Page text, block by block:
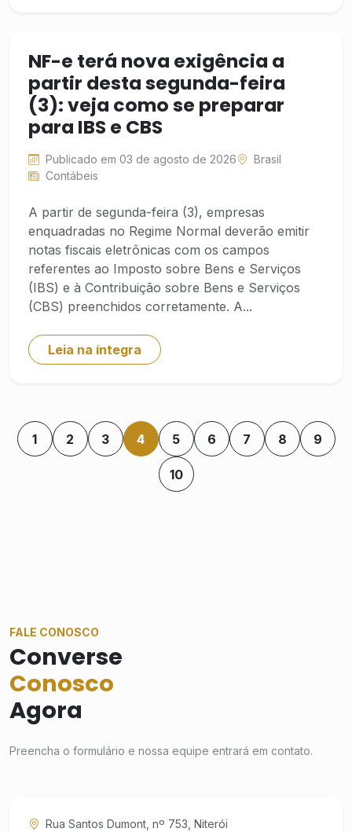
NF-e terá nova exigência a
partir desta segunda-feira
(3): veja como se preparar
para IBS e CBS
Publicado em 03 de agosto de 2026
Brasil
Contábeis
A partir de segunda-feira (3), empresas
enquadradas no Regime Normal deverão emitir
notas fiscais eletrônicas com os campos
referentes ao Imposto sobre Bens e Serviços
(IBS) e à Contribuição sobre Bens e Serviços
(CBS) preenchidos corretamente. A...
Leia na íntegra
1 2 3 4 5 6 7 8 9
10
FALE CONOSCO
Converse
Conosco
Agora
Preencha o formulário e nossa equipe entrará em contato.
Rua Santos Dumont, nº 753, Niterói